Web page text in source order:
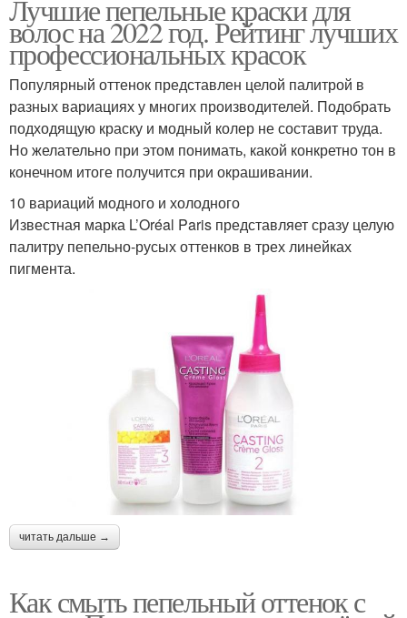
Лучшие пепельные краски для
волос на 2022 год. Рейтинг лучших
профессиональных красок
Популярный оттенок представлен целой палитрой в
разных вариациях у многих производителей. Подобрать
подходящую краску и модный колер не составит труда.
Но желательно при этом понимать, какой конкретно тон в
конечном итоге получится при окрашивании.
10 вариаций модного и холодного
Известная марка L’Oréal Paris представляет сразу целую
палитру пепельно-русых оттенков в трех линейках
пигмента.
читать дальше →
Как смыть пепельный оттенок с